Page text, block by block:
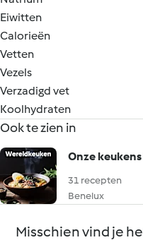
Eiwitten
Calorieën
Vetten
Vezels
Verzadigd vet
Koolhydraten
Ook te zien in
Onze
31 recepten
Benelux
Misschien vind je